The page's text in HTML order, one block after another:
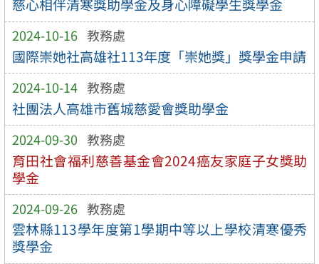
慈心相伴清寒獎助學金及身心障礙學生獎學金
2024-10-16 教務處
國際崇她社高雄社113年度「崇她獎」獎學金申請
2024-10-14 教務處
社團法人高雄市舊城慈愛會獎助學金
2024-09-30 教務處
育田社會福利慈善基金會2024癌友家庭子女獎助
學金
2024-09-26 教務處
雲林縣113學年度第1學期中等以上學校清寒優秀
獎學金